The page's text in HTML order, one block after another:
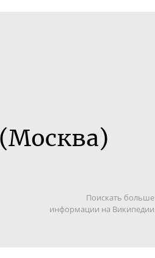
Поискать больше
информации на Википедии